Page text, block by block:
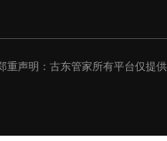
重声明：古东管家所有平台仅提